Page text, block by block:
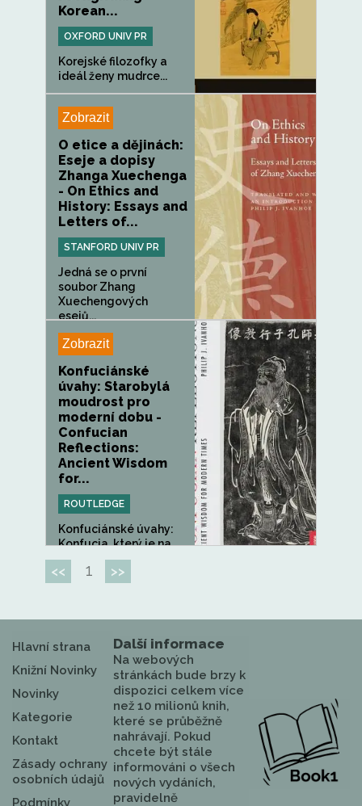
Korean...
OXFORD UNIV PR
Korejské filozofky a
ideál ženy mudrce...
Zobrazit
O etice a dějinách:
Eseje a dopisy
Zhanga Xuechenga
- On Ethics and
History: Essays and
Letters of...
STANFORD UNIV PR
Jedná se o první
soubor Zhang
Xuechengových
esejů...
Zobrazit
Konfuciánské
úvahy: Starobylá
moudrost pro
moderní dobu -
Confucian
Reflections:
Ancient Wisdom
for...
ROUTLEDGE
Konfuciánské úvahy:
Konfucia, který je na
Západě...
<< 1 >>
Hlavní strana
Knižní Novinky
Novinky
Kategorie
Kontakt
Zásady ochrany
osobních údajů
Podmínky
Další informace
Na webových
stránkách bude brzy k
dispozici celkem více
než 10 milionů knih,
které se průběžně
nahrávají. Pokud
chcete být stále
informováni o všech
nových vydáních,
pravidelně